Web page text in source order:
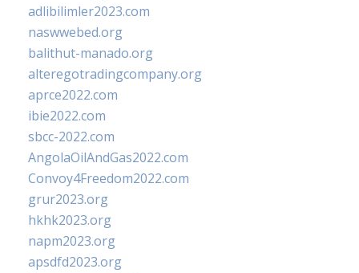
adlibilimler2023.com
naswwebed.org
balithut-manado.org
alteregotradingcompany.org
aprce2022.com
ibie2022.com
sbcc-2022.com
AngolaOilAndGas2022.com
Convoy4Freedom2022.com
grur2023.org
hkhk2023.org
napm2023.org
apsdfd2023.org